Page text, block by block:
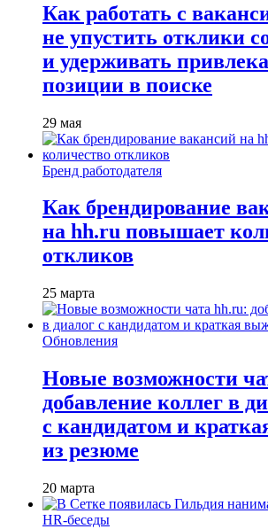
Как работать с
не упустить отклики
и удерживать
позиции в поиске
29 мая
Бренд работодателя
Как брендирование
на hh.ru повышает
откликов
25 марта
Обновления
Новые возможности
добавление коллег в
с кандидатом и
из резюме
20 марта
HR-беседы